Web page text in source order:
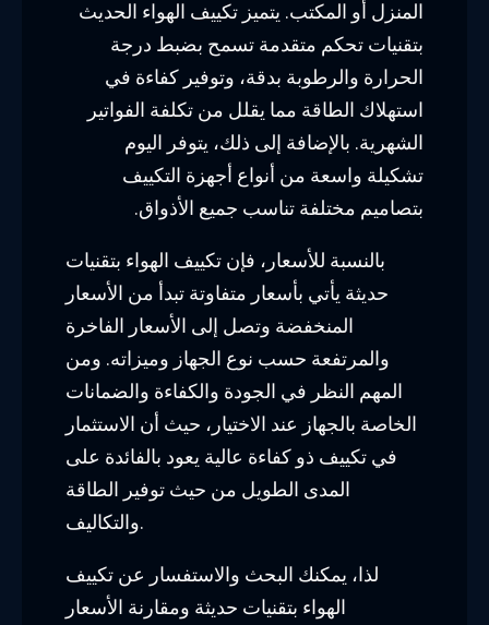
المنزل أو المكتب. يتميز تكييف الهواء الحديث
بتقنيات تحكم متقدمة تسمح بضبط درجة
الحرارة والرطوبة بدقة، وتوفير كفاءة في
استهلاك الطاقة مما يقلل من تكلفة الفواتير
الشهرية. بالإضافة إلى ذلك، يتوفر اليوم
تشكيلة واسعة من أنواع أجهزة التكييف
بتصاميم مختلفة تناسب جميع الأذواق.
بالنسبة للأسعار، فإن تكييف الهواء بتقنيات
حديثة يأتي بأسعار متفاوتة تبدأ من الأسعار
المنخفضة وتصل إلى الأسعار الفاخرة
والمرتفعة حسب نوع الجهاز وميزاته. ومن
المهم النظر في الجودة والكفاءة والضمانات
الخاصة بالجهاز عند الاختيار، حيث أن الاستثمار
في تكييف ذو كفاءة عالية يعود بالفائدة على
المدى الطويل من حيث توفير الطاقة
والتكاليف.
لذا، يمكنك البحث والاستفسار عن تكييف
الهواء بتقنيات حديثة ومقارنة الأسعار